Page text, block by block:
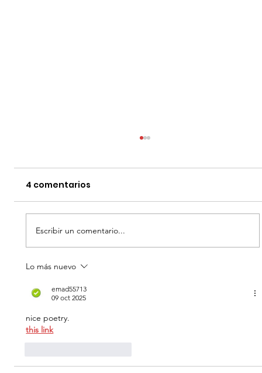
CURIOSOS por LIZ GIL
4 comentarios
Escribir un comentario...
Lo más nuevo
emad55713
09 oct 2025
nice poetry.
this link